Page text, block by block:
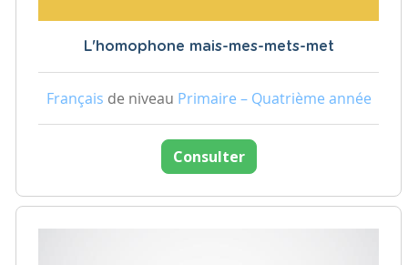
L'homophone mais-mes-mets-met
Français de niveau Primaire – Quatrième année
Consulter